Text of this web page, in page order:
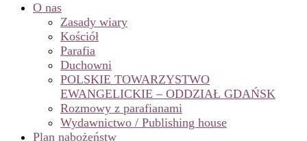
O nas
Zasady wiary
Kościół
Parafia
Duchowni
POLSKIE TOWARZYSTWO
EWANGELICKIE – ODDZIAŁ GDAŃSK
Rozmowy z parafianami
Wydawnictwo / Publishing house
Plan nabożeństw